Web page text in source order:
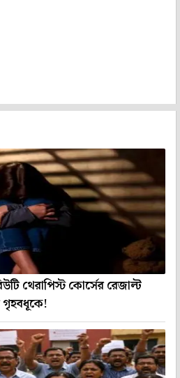
থেরাপিস্ট কোর্সের রেজাল্ট
গৃহবধূকে!